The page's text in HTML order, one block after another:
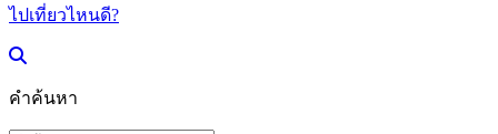
ไปเที่ยวไหนดี?
คำค้นหา